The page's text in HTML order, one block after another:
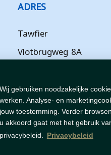
Wij gebruiken noodzakelijke
werken. Analyse- en
jouw toestemming. Verder
u akkoord gaat met het gebruik
privacybeleid. Privacybeleid
ADRES
Tawfier
Vlotbrugweg 8A
Flevoland
NL